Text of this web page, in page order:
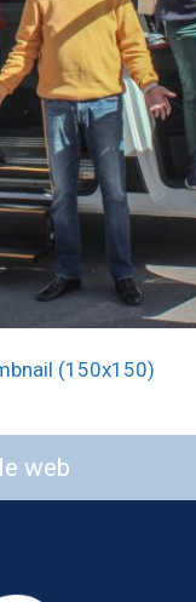
(150x150)
web